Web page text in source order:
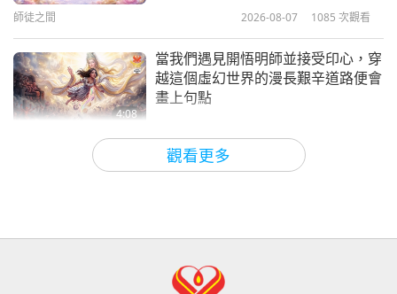
走，走！太麻煩了。」但她出去坐在我的客廳裡，沒
有離開。我告訴她離開。我要出去自己弄。但她沒有
離開，只是坐在那。當我出來的時候，［我］已經把
頭髮吹乾了…她欺騙了我—洗了我的頭髮等等，然後
我說：「你是專業人員，你本來就應該準備好這樣和
像什麼都沒發生一樣。我說：「我叫你出去，你聽不
39:18
正確的法門帶來快樂與滿足（七集之
一） 1995.08.19
2026-03-22
觀看更多
師徒之間 2026-08-07 1085 次觀看
4:08
當我們遇見開悟明師並接受印心，穿
越這個虛幻世界的漫長艱辛道路便會
畫上句點
2026-08-06
35:06